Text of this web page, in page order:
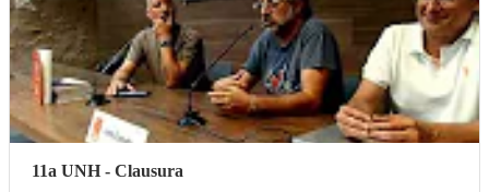
11a UNH - Clausura